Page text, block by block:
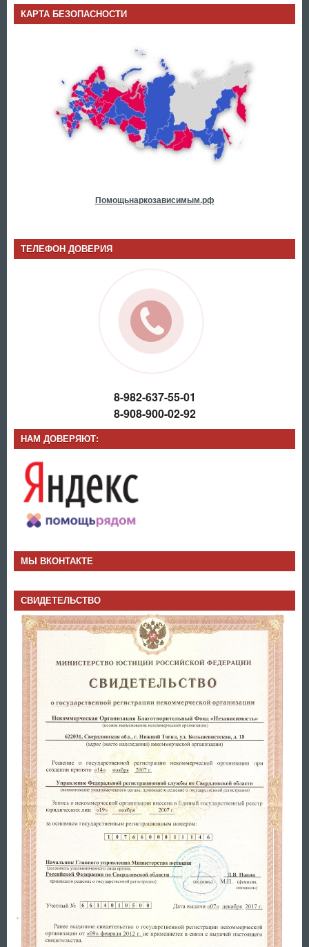
КАРТА БЕЗОПАСНОСТИ
Помощьнаркозависимым.рф
ТЕЛЕФОН ДОВЕРИЯ
8-982-637-55-01
8-908-900-02-92
НАМ ДОВЕРЯЮТ:
МЫ ВКОНТАКТЕ
СВИДЕТЕЛЬСТВО